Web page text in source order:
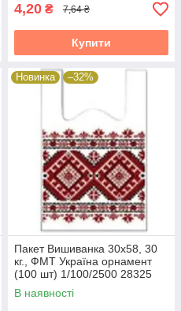
4,20 ₴ 7,64 ₴
Купити
Новинка –32%
Пакет Вишиванка 30х58, 30
кг., ФМТ Україна орнамент
(100 шт) 1/100/2500 28325
В наявності